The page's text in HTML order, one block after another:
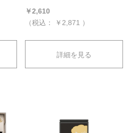
￥2,610
（税込：
￥2,871 ）
詳細を見る